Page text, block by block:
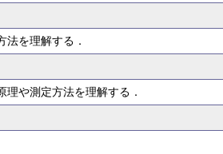
を理解する．
や測定方法を理解する．